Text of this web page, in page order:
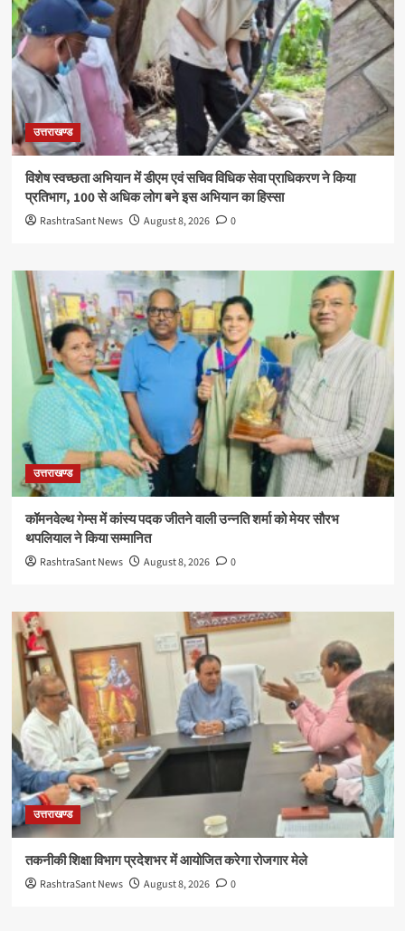
उत्तराखण्ड
विशेष स्वच्छता अभियान में डीएम एवं सचिव विधिक सेवा प्राधिकरण ने किया
प्रतिभाग, 100 से अधिक लोग बने इस अभियान का हिस्सा
RashtraSant News August 8, 2026 0
उत्तराखण्ड
कॉमनवेल्थ गेम्स में कांस्य पदक जीतने वाली उन्नति शर्मा को मेयर सौरभ
थपलियाल ने किया सम्मानित
RashtraSant News August 8, 2026 0
उत्तराखण्ड
तकनीकी शिक्षा विभाग प्रदेशभर में आयोजित करेगा रोजगार मेले
RashtraSant News August 8, 2026 0